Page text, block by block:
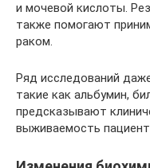
и мочевой кислоты.
также помогают
раком.
Ряд исследований
такие как альбумин,
предсказывают
выживаемость